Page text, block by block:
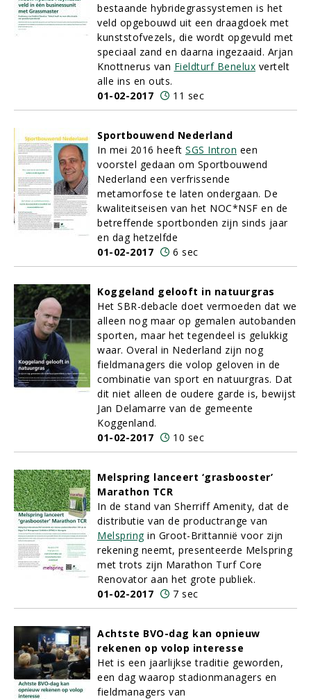
bestaande hybridegrassystemen is het
veld opgebouwd uit een draagdoek met
kunststofvezels, die wordt opgevuld met
speciaal zand en daarna ingezaaid. Arjan
Knottnerus van Fieldturf Benelux vertelt
alle ins en outs.
01-02-2017
11 sec
Sportbouwend Nederland
In mei 2016 heeft SGS Intron een
voorstel gedaan om Sportbouwend
Nederland een verfrissende
metamorfose te laten ondergaan. De
kwaliteitseisen van het NOC*NSF en de
betreffende sportbonden zijn sinds jaar
en dag hetzelfde
01-02-2017
6 sec
Koggeland gelooft in natuurgras
Het SBR-debacle doet vermoeden dat we
alleen nog maar op gemalen autobanden
sporten, maar het tegendeel is gelukkig
waar. Overal in Nederland zijn nog
fieldmanagers die volop geloven in de
combinatie van sport en natuurgras. Dat
dit niet alleen de oudere garde is, bewijst
Jan Delamarre van de gemeente
Koggenland.
01-02-2017
10 sec
Melspring lanceert ‘grasbooster’
Marathon TCR
In de stand van Sherriff Amenity, dat de
distributie van de productrange van
Melspringin Groot-Brittannië voor zijn
rekening neemt, presenteerde Melspring
met trots zijn Marathon Turf Core
Renovator aan het grote publiek.
01-02-2017
7 sec
Achtste BVO-dag kan opnieuw
rekenen op volop interesse
Het is een jaarlijkse traditie geworden,
een dag waarop stadionmanagers en
fieldmanagers van